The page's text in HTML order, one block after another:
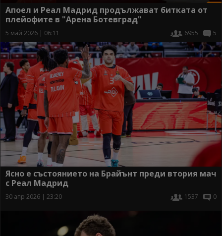
Апоел и Реал Мадрид продължават битката от
плейофите в "Арена Ботевград"
5 май 2026 | 06:11 6955 5
Ясно е състоянието на Брайънт преди втория мач
с Реал Мадрид
30 апр 2026 | 23:20 1537 0